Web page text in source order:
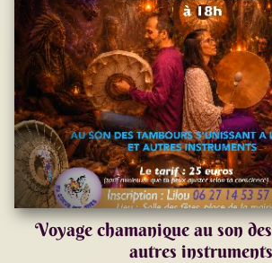
Voyage chamanique au son
autres instruments